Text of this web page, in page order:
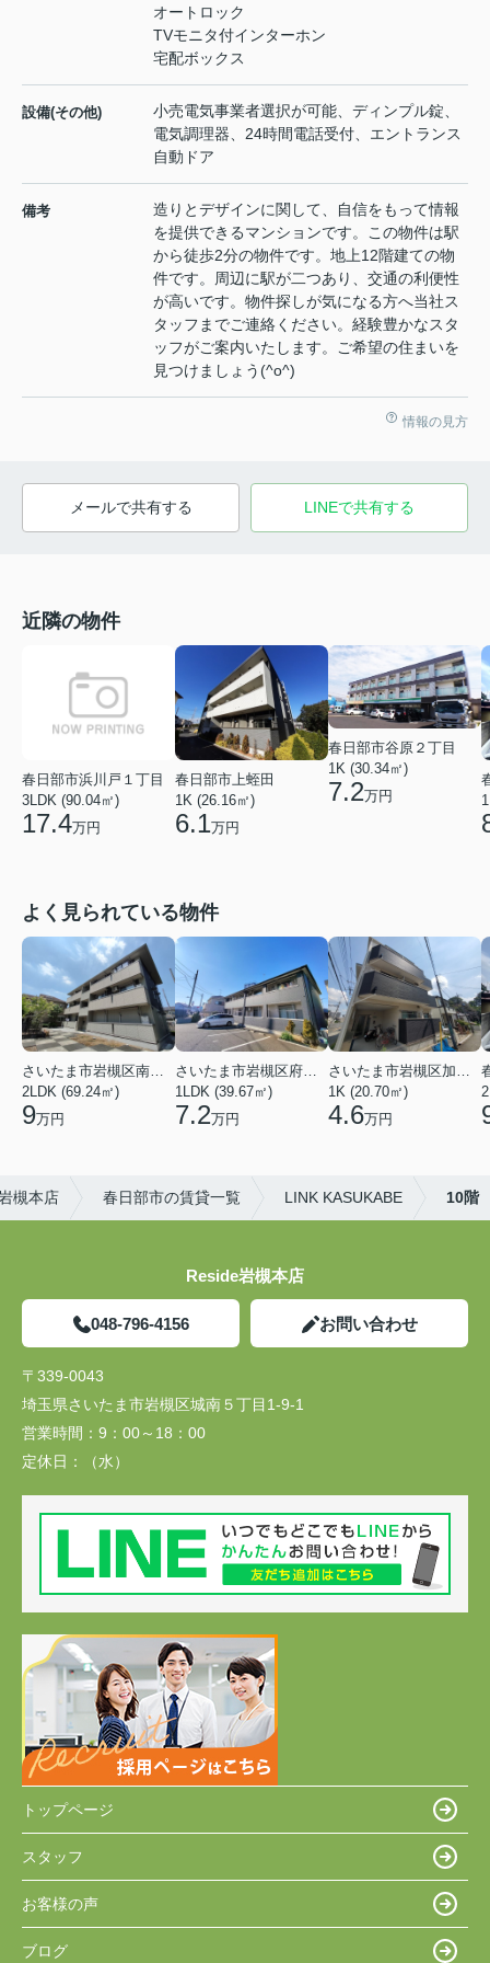
オートロック
TVモニタ付インターホン
宅配ボックス
設備(その他)
小売電気事業者選択が可能、ディンプル錠、
電気調理器、24時間電話受付、エントランス
自動ドア
備考
造りとデザインに関して、自信をもって情報
を提供できるマンションです。この物件は駅
から徒歩2分の物件です。地上12階建ての物
件です。周辺に駅が二つあり、交通の利便性
が高いです。物件探しが気になる方へ当社ス
タッフまでご連絡ください。経験豊かなスタ
ッフがご案内いたします。ご希望の住まいを
見つけましょう(^o^)
情報の見方
メールで共有する LINEで共有する
近隣の物件
春日部市浜川戸１丁目
3LDK (90.04㎡)
17.4万円
春日部市上蛭田
1K (26.16㎡)
6.1万円
春日部市谷原２丁目
1K (30.34㎡)
7.2万円
よく見られている物件
さいたま市岩槻区南平野４丁目
2LDK (69.24㎡)
9万円
さいたま市岩槻区府内１丁目
1LDK (39.67㎡)
7.2万円
さいたま市岩槻区加倉１丁目
1K (20.70㎡)
4.6万円
槻本店 春日部市の賃貸一覧 LINK KASUKABE 10階
Reside岩槻本店
048-796-4156 お問い合わせ
〒339-0043
埼玉県さいたま市岩槻区城南５丁目1-9-1
営業時間： 9：00～18：00
定休日：
（水）
トップページ
スタッフ
お客様の声
ブログ